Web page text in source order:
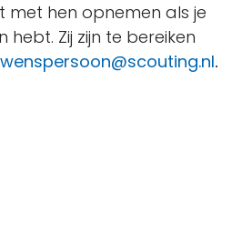
hen opnemen als je
Zij zijn te bereiken
.